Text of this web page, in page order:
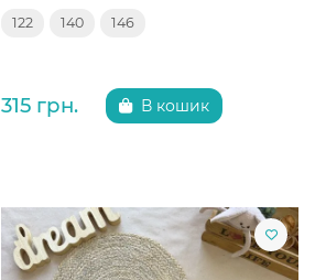
122 140 146
315 грн. В кошик